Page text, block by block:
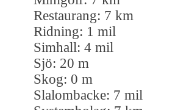
Restaurang: 7 km
Ridning: 1 mil
Simhall: 4 mil
Sjö: 20 m
Skog: 0 m
Slalombacke: 7 mil